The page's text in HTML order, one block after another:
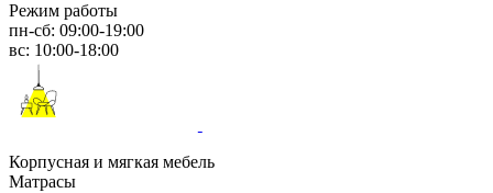
Режим работы
пн-сб: 09:00-19:00
вс: 10:00-18:00
Корпусная и мягкая мебель
Матрасы